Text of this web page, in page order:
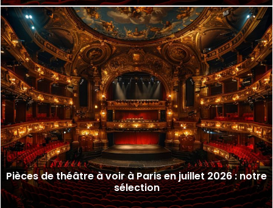
Pièces de théâtre à voir à Paris en juillet 2026 : notre
sélection